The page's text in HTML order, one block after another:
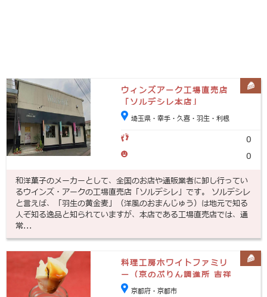
ウィンズアーク工場直売店
「ソルデシレ本店」
埼玉県・幸手・久喜・羽生・利根
0
0
和洋菓子のメーカーとして、全国のお店や通販業者に卸し行ってい
るウインズ・アークの工場直売店「ソルデシレ」です。 ソルデシレ
と言えば、「羽生の黄金麦」（洋風のおまんじゅう）は地元で知る
人ぞ知る逸品と知られていますが、本店である工場直売店では、通
常...
料理工房ホワイトファミリ
ー（京のぷりん調進所 吉祥
院本店工房）
京都府・京都市